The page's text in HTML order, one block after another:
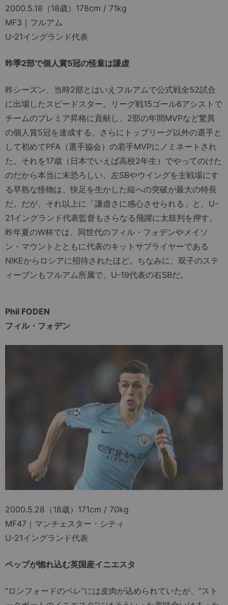
2000.5.18（18歳）178cm / 71kg
MF3｜フルアム
U-21イングランド代表
昨季2部で個人賞5冠の怪童は謙虚
昨シーズン、当時2部とはいえフルアムで公式戦全52試合
に出場したスピードスター。リーグ戦15ゴール6アシストで
チームのプレミア昇格に貢献し、2部の年間MVPなど驚異
の個人賞5冠を達成する。さらにトップリーグ以外の選手と
して初めてPFA（選手協会）の若手MVPにノミネートされ
た。それを17歳（日本でいえば高校2年生）でやってのけた
のだから本当に末恐ろしい。左SBやウイングを主戦場にす
る早熟な怪物は、快足を生かした縦への突破が最大の特長
だ。だが、それ以上に「謙虚さに感心させられる」と、U-
21イングランド代表監督もさらなる飛躍に太鼓判を押す。
昨年夏のW杯では、同世代のフィル・フォデンやメイソ
ン・マウントとともに代表のキットサプライヤーである
NIKEからロシアに招待されたほど。ちなみに、双子のステ
ィーブンもフルアム所属で、U-19代表の右SBだ。
Phil FODEN
フィル・フォデン
2000.5.28（18歳）171cm / 70kg
MF47｜マンチェスター・シティ
U-21イングランド代表
ペップが惚れ込む英国産イニエスタ
“ロンフォードのペレ”には皮肉が込められていたが、“スト